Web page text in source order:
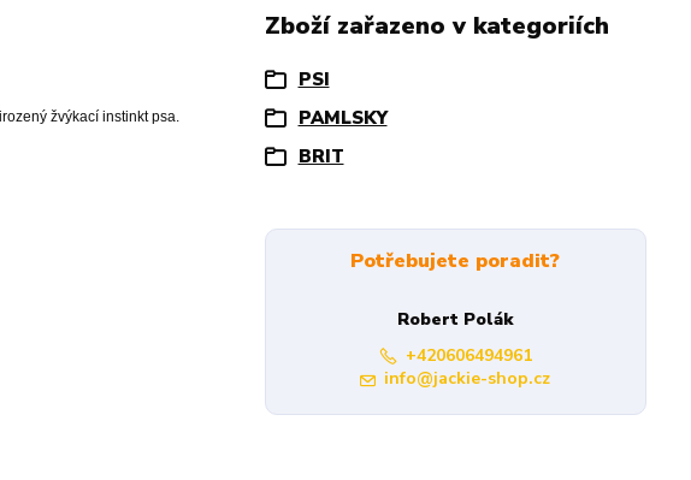
žvýkací instinkt psa.
Zboží zařazeno v kategoriích
PSI
PAMLSKY
BRIT
Potřebujete poradit?
Robert Polák
+420606494961
info@jackie-shop.cz